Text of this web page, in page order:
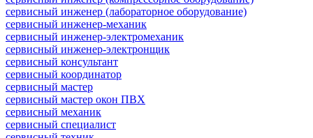
сервисный инженер (лабораторное оборудование)
сервисный инженер-механик
сервисный инженер-электромеханик
сервисный инженер-электронщик
сервисный консультант
сервисный координатор
сервисный мастер
сервисный мастер окон ПВХ
сервисный механик
сервисный специалист